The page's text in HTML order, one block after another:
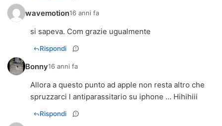
wavemotion16 anni fa
si sapeva. Com grazie ugualmente
Rispondi
Bonny16 anni fa
Allora a questo punto ad apple non resta altro che
spruzzarci l antiparassitario su iphone ... Hihihiii
Rispondi